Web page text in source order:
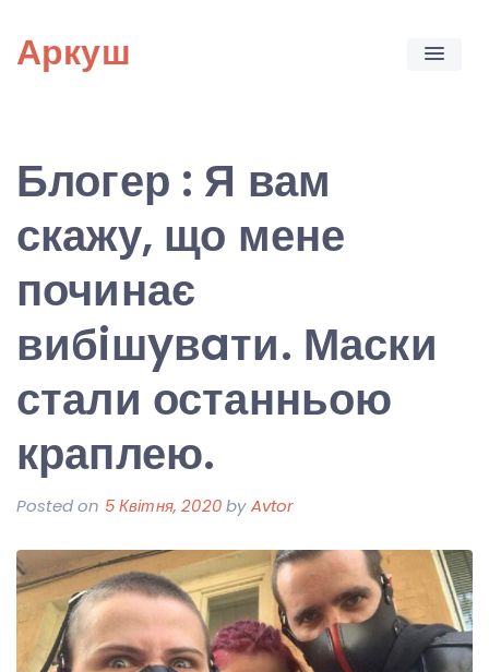
content
Аркуш
Блогер : Я вам
скажу, що мене
починає
вибiшyвaти. Маски
стали останньою
краплею.
Posted on 5 Квітня, 2020byAvtor